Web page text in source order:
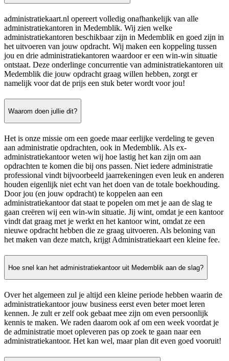
administratiekaart.nl opereert volledig onafhankelijk van alle
administratiekantoren in Medemblik. Wij zien welke
administratiekantoren beschikbaar zijn in Medemblik en goed zijn in
het uitvoeren van jouw opdracht. Wij maken een koppeling tussen
jou en drie administratiekantoren waardoor er een win-win situatie
ontstaat. Deze onderlinge concurrentie van administratiekantoren uit
Medemblik die jouw opdracht graag willen hebben, zorgt er
namelijk voor dat de prijs een stuk beter wordt voor jou!
Waarom doen jullie dit?
Het is onze missie om een goede maar eerlijke verdeling te geven
aan administratie opdrachten, ook in Medemblik. Als ex-
administratiekantoor weten wij hoe lastig het kan zijn om aan
opdrachten te komen die bij ons passen. Niet iedere administratie
professional vindt bijvoorbeeld jaarrekeningen even leuk en anderen
houden eigenlijk niet echt van het doen van de totale boekhouding.
Door jou (en jouw opdracht) te koppelen aan een
administratiekantoor dat staat te popelen om met je aan de slag te
gaan creëren wij een win-win situatie. Jij wint, omdat je een kantoor
vindt dat graag met je werkt en het kantoor wint, omdat ze een
nieuwe opdracht hebben die ze graag uitvoeren. Als beloning van
het maken van deze match, krijgt Administratiekaart een kleine fee.
Hoe snel kan het administratiekantoor uit Medemblik aan de slag?
Over het algemeen zul je altijd een kleine periode hebben waarin de
administratiekantoor jouw business eerst even beter moet leren
kennen. Je zult er zelf ook gebaat mee zijn om even persoonlijk
kennis te maken. We raden daarom ook af om een week voordat je
de administratie moet opleveren pas op zoek te gaan naar een
administratiekantoor. Het kan wel, maar plan dit even goed vooruit!